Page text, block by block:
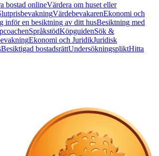
bostad onlineVärdera om huset eller
VärdebevakarenEkonomi och
inför en besiktning av ditt husBesiktning med
SpråkstödKöpguidenSök &
Ekonomi och JuridikJuridisk
Besiktigad bostadsrättUndersökningspliktHitta